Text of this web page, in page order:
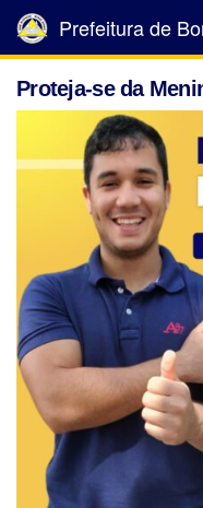
Prefeitura de
Proteja-se da